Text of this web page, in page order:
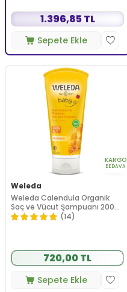
1.396,85 TL
Sepete Ekle
KARGO
BEDAVA
Weleda
Weleda Calendula Organik
Saç ve Vücut Şampuanı 200
ml
(14)
720,00 TL
Sepete Ekle